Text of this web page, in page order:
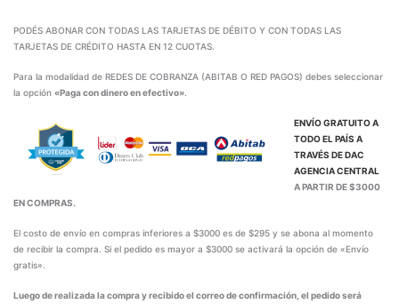
PODÉS ABONAR CON TODAS LAS TARJETAS DE DÉBITO Y CON TODAS LAS
TARJETAS DE CRÉDITO HASTA EN 12 CUOTAS.
Para la modalidad de REDES DE COBRANZA (ABITAB O RED PAGOS) debes seleccionar
la opción «Paga con dinero en efectivo».
ENVÍO GRATUITO A
TODO EL PAÍS A
TRAVÉS DEDAC
AGENCIA CENTRAL
A PARTIR DE $3000
EN COMPRAS.
El costo de envío en compras inferiores a $3000 es de $295 y se abona al momento
de recibir la compra. Si el pedido es mayor a $3000 se activará la opción de «Envío
gratis».
Luego de realizada la compra y recibido el correo de confirmación, el pedido será